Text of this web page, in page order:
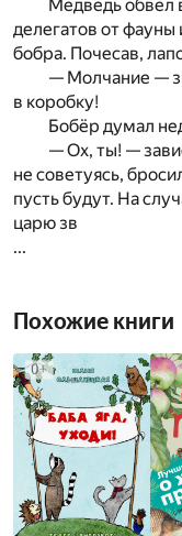
Медведь обвёл
делегатов от
бобра. Почесав,
— Молчание —
в коробку!
Бобёр думал
— Ох, ты! —
не советуясь,
пусть будут. На
царю зв
...
Похожие книги